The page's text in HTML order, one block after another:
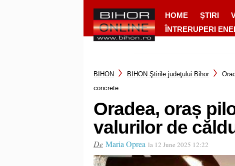
HOME ŞTIRI
ÎNTRERUPERI
BIHON BIHON Ştirile judeţului Bihor
concrete
Oradea, oraș
valurilor de
De Maria Oprea la 12 June 2025 12:22